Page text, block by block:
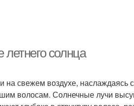
летнего солнца
свежем воздухе, наслаждаясь
волосам. Солнечные лучи